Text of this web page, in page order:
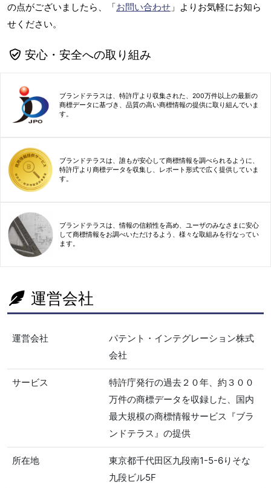
の点がございましたら、「お問い合わせ 」よりお気軽にお知ら
せください。
安心・安全への取り組み
ブランドテラスは、特許庁より収集された、200万件以上の最新の
商標データに基づき、品質の高い商標情報の提供に取り組んでいま
す。
ブランドテラスは、誰もが安心して商標情報を調べられるように、
特許庁より商標データを収集し、レポート形式で広く提供していま
す。
ブランドテラスは、情報の信頼性を高め、ユーザのみなさまに安心
して商標情報をお調べいただけるよう、様々な取組みを行なってい
ます。
運営会社
運営会社
パテント・インテグレーション株式
会社
サービス
特許庁発行の過去２０年、約３００
万件の商標データを収録した、国内
最大規模の商標情報サービス『ブラ
ンドテラス』の提供
所在地
東京都千代田区九段南1-5-6りそな
九段ビル5F